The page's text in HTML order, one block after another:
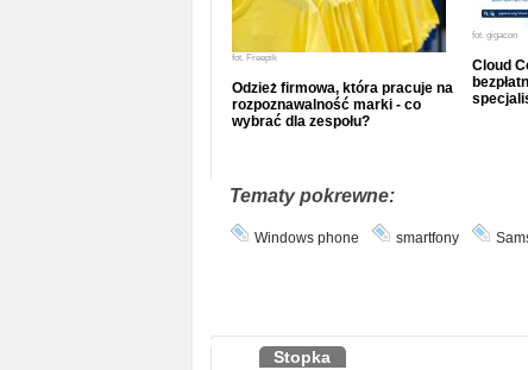
fot. Freepik
Odzież firmowa, która pracuje na
rozpoznawalność marki - co
wybrać dla zespołu?
fot. gigacon
Cloud
Tematy pokrewne:
Windows phone smartfony
Stopka